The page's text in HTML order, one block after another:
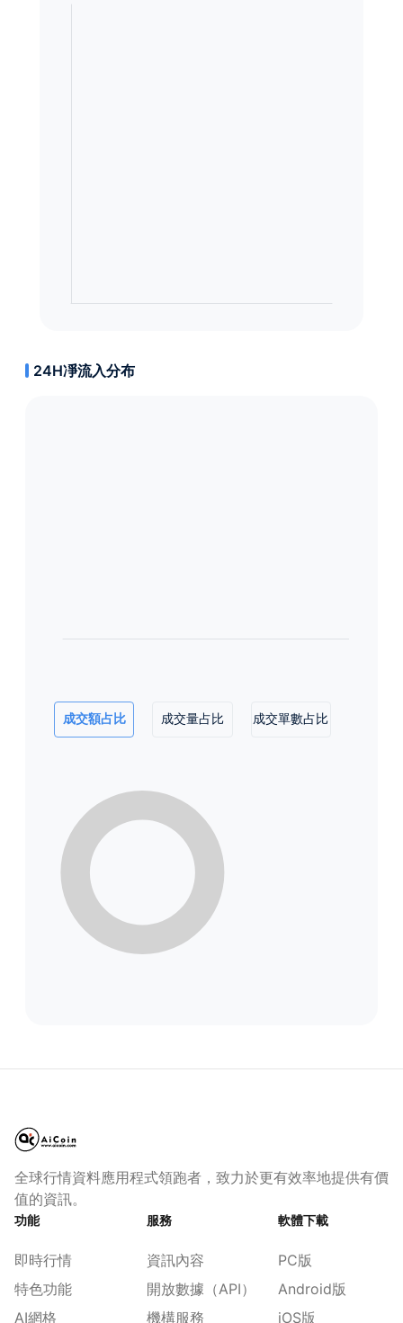
24H凈流入分布
成交額占比 成交量占比 成交單數占比
全球行情資料應用程式領跑者，致力於更有效率地提供有價
值的資訊。
功能
即時行情
特色功能
AI網格
服務
資訊內容
開放數據（API）
機構服務
軟體下載
PC版
Android版
iOS版